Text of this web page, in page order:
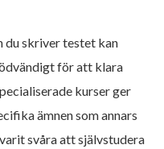
du skriver testet kan
för att klara
kurser ger
ämnen som annars
svåra att självstudera